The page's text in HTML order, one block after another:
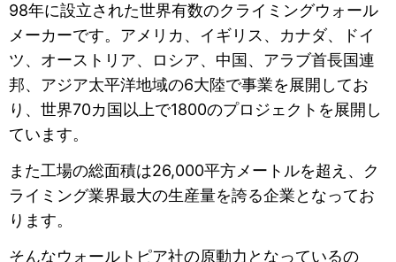
98年に設立された世界有数のクライミングウォール
メーカーです。アメリカ、イギリス、カナダ、ドイ
ツ、オーストリア、ロシア、中国、アラブ首長国連
邦、アジア太平洋地域の6大陸で事業を展開してお
り、世界70カ国以上で1800のプロジェクトを展開し
ています。
また工場の総面積は26,000平方メートルを超え、ク
ライミング業界最大の生産量を誇る企業となってお
ります。
そんなウォールトピア社の原動力となっているの